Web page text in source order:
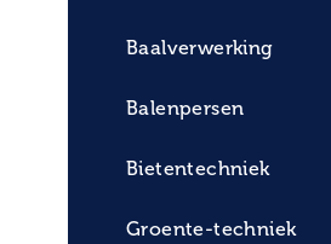
Baalverwerking
Balenpersen
Bietentechniek
Groente-techniek